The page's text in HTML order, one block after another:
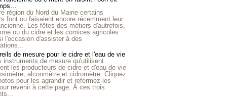
région du Nord du Maine certains
font ou faisaient encore récemment leur
Les fêtes des métiers d'autrefois,
ou du cidre et les comices agricoles
l'occasion d'assister à des
de mesure pour le cidre et l'eau de vie
instruments de mesure qu'utilisent
les producteurs de cidre et d'eau de vie
alcoomètre et cidromètre. Cliquez
pour les agrandir et refermez-les
revenir à cette page. À ces trois